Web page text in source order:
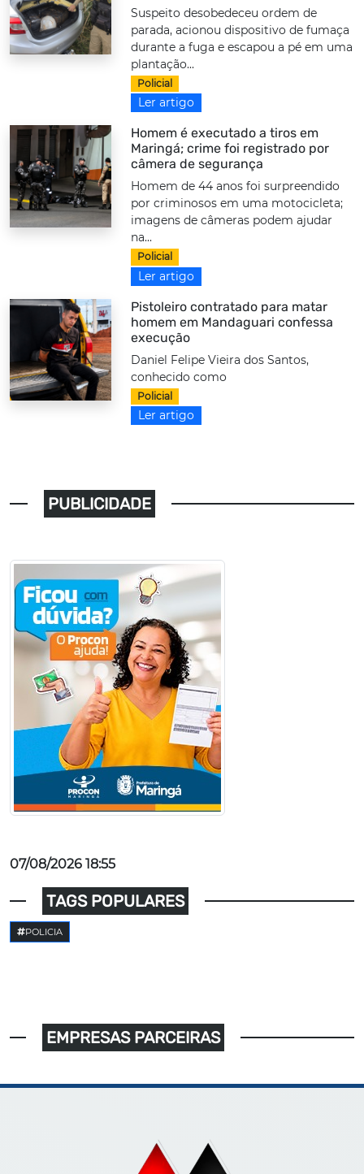
Suspeito desobedeceu ordem de
parada, acionou dispositivo de fumaça
durante a fuga e escapou a pé em uma
plantação...
Policial
Ler artigo
Homem é executado a tiros em
Maringá; crime foi registrado por
câmera de segurança
Homem de 44 anos foi surpreendido
por criminosos em uma motocicleta;
imagens de câmeras podem ajudar
na...
Policial
Ler artigo
Pistoleiro contratado para matar
homem em Mandaguari confessa
execução
Daniel Felipe Vieira dos Santos,
conhecido como
Policial
Ler artigo
PUBLICIDADE
07/08/2026 18:55
TAGS POPULARES
POLICIA
EMPRESAS PARCEIRAS